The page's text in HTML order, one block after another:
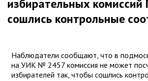
избирательных комиссий
сошлись контрольные
Наблюдатели сообщают, что в
на УИК № 2457 комиссия не может
избирателей так, чтобы сошлись